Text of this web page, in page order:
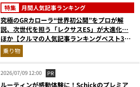
特集 月間人気記事ランキング
究極のGRカローラ“世界初公開”をプロが解
説、次世代を担う「レクサスES」が大進化…
ほか【クルマの人気記事ランキングベスト3】
（2026年6月版）
乗り物
2026/07/09 12:00 PR
ルーティンが感動体験に！Schickのプレミア